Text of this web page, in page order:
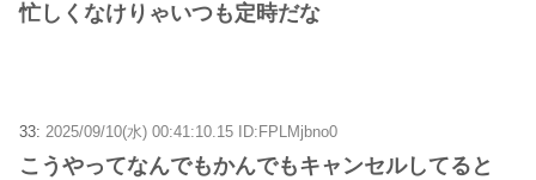
忙しくなけりゃいつも定時だな
33: 2025/09/10(水) 00:41:10.15 ID:FPLMjbno0
こうやってなんでもかんでもキャンセルしてると